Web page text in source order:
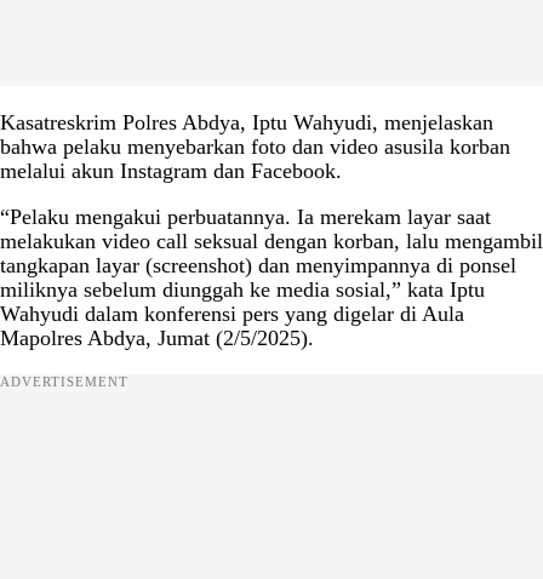
Kasatreskrim Polres Abdya, Iptu Wahyudi, menjelaskan
bahwa pelaku menyebarkan foto dan video asusila korban
melalui akun Instagram dan Facebook.
“Pelaku mengakui perbuatannya. Ia merekam layar saat
melakukan video call seksual dengan korban, lalu mengambil
tangkapan layar (screenshot) dan menyimpannya di ponsel
miliknya sebelum diunggah ke media sosial,” kata Iptu
Wahyudi dalam konferensi pers yang digelar di Aula
Mapolres Abdya, Jumat (2/5/2025).
ADVERTISEMENT